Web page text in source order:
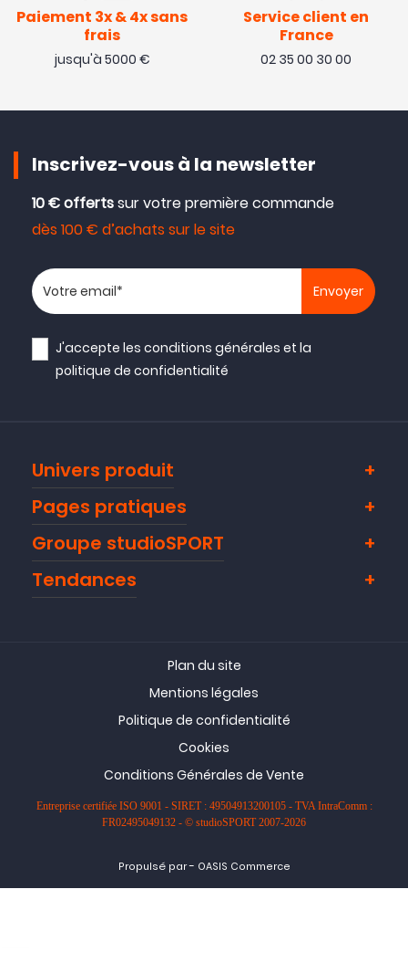
TRÈS BIEN
Fonctionne parfaitement avec mon PicoPatch.
Avis collecté par Trustpilot
Ras, bon produit
Avis collecté par Trustpilot
( 21/05/21 )
Avis collecté par Trustpilot
Super produit
Avis collecté par Trustpilot
conforme a mes attentes merci
Paiement 3x & 4x sans
frais
jusqu'à 5000 €
Service client en
France
02 35 00 30 00
Inscrivez-vous à la newsletter
10 € offertssur votre première commande
dès 100 € d’achats sur le site
Votre adresse email
J'accepte lesconditions générales et la
politique de confidentialité
Univers produit
Pages pratiques
Groupe studioSPORT
Tendances
Plan du site
Mentions légales
Politique de confidentialité
Cookies
Conditions Générales de Vente
Entreprise certifiée ISO 9001 - SIRET : 49504913200105 - TVA IntraComm :
FR02495049132 - © studioSPORT 2007-2026
Propulsé par- OASIS Commerce